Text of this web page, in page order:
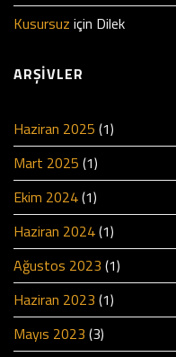
Kusursuz için Dilek
ARŞIVLER
Haziran 2025 (1)
Mart 2025 (1)
Ekim 2024(1)
Haziran 2024(1)
Ağustos 2023 (1)
Haziran 2023 (1)
Mayıs 2023 (3)